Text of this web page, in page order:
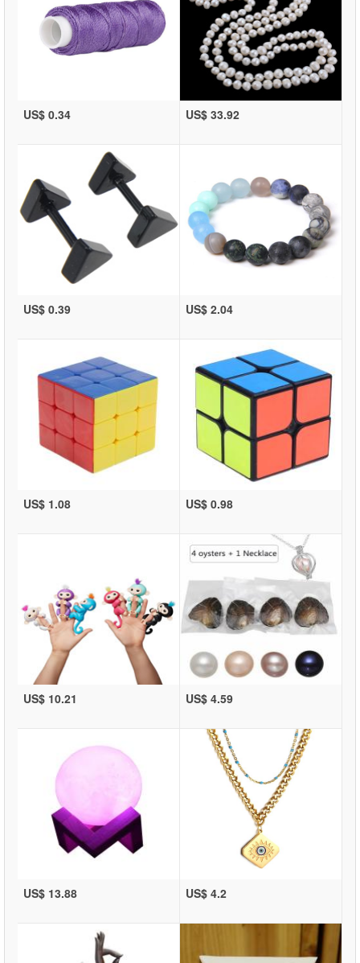
US$ 0.34 US$ 33.92
US$ 0.39 US$ 2.04
US$ 1.08 US$ 0.98
US$ 10.21 US$ 4.59
US$ 13.88 US$ 4.2